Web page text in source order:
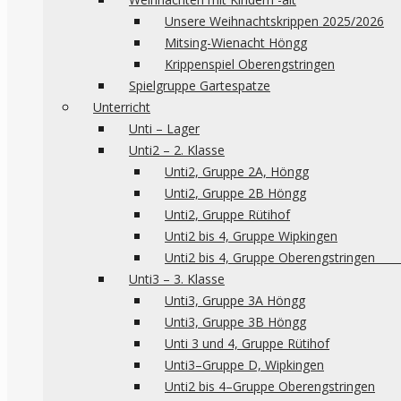
Unsere Weihnachtskrippen 2025/2026
Mitsing-Wienacht Höngg
Krippenspiel Oberengstringen
Spielgruppe Gartespatze
Unterricht
Unti – Lager
Unti2 – 2. Klasse
Unti2, Gruppe 2A, Höngg
Unti2, Gruppe 2B Höngg
Unti2, Gruppe Rütihof
Unti2 bis 4, Gruppe Wipkingen
Unti2 bis 4, Gruppe
Unti3 – 3. Klasse
Unti3, Gruppe 3A Höngg
Unti3, Gruppe 3B Höngg
Unti 3 und 4, Gruppe Rütihof
Unti3–Gruppe D, Wipkingen
Unti2 bis 4–Gruppe Oberengstringen